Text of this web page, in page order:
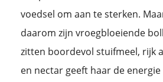
voedsel om aan te sterken.
daarom zijn vroegbloeiende
zitten boordevol stuifmeel, rijk
en nectar geeft haar de